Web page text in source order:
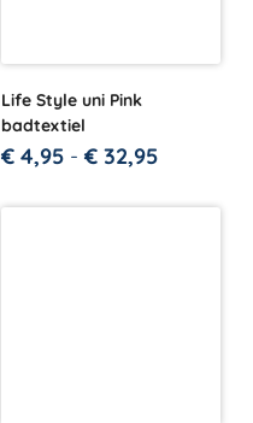
Life Style uni Pink
badtextiel
€ 4,95 - € 32,95